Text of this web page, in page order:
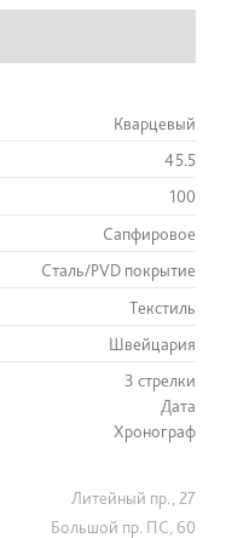
Кварцевый
45.5
100
Сапфировое
Сталь/PVD покрытие
Текстиль
Швейцария
3 стрелки
Дата
Хронограф
Литейный пр., 27
Большой пр. ПС, 60